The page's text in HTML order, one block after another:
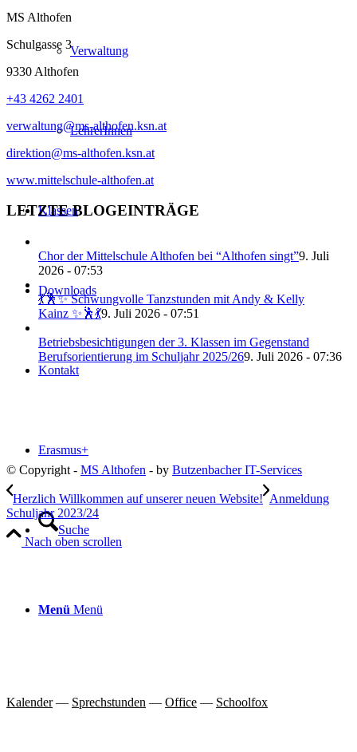
Verwaltung
LehrerInnen
Klassen
Downloads
Kontakt
Erasmus+
Suche
Menü Menü
Kalender— Sprechstunden — Office — Schoolfox
MS Althofen
Schulgasse 3
9330 Althofen
+43 4262 2401
verwaltung@ms-althofen.ksn.at
direktion@ms-althofen.ksn.at
www.mittelschule-althofen.at
LETZTE BLOGEINTRÄGE
Chor der Mittelschule Althofen bei “Althofen singt”9. Juli
2026 - 07:53
💃🕺✨ Schwungvolle Tanzstunden mit Andy & Kelly
Kainz ✨🕺💃9. Juli 2026 - 07:51
Betriebsbesichtigungen der 3. Klassen im Gegenstand
Berufsorientierung im Schuljahr 2025/269. Juli 2026 - 07:36
© Copyright - MS Althofen - by Butzenbacher IT-Services
Herzlich Willkommen auf unserer neuen Website! Anmeldung
Schuljahr 2023/24
Nach oben scrollen